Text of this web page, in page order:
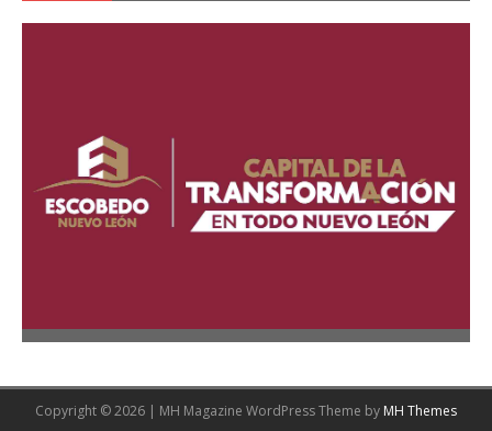
Copyright © 2026 | MH Magazine WordPress Theme by MH Themes